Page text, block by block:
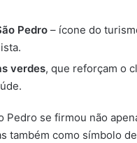
Pedro – ícone do
verdes, que reforçam o
Pedro se firmou não
também como símbolo